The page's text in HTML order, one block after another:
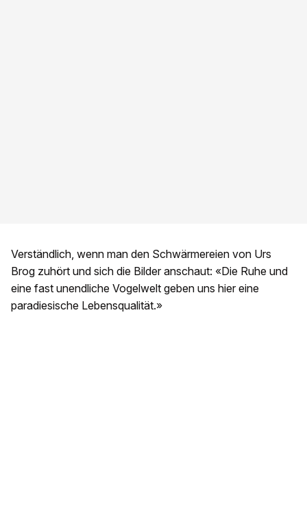
Verständlich, wenn man den Schwärmereien von Urs
Brog zuhört und sich die Bilder anschaut: «Die Ruhe und
eine fast unendliche Vogelwelt geben uns hier eine
paradiesische Lebensqualität.»